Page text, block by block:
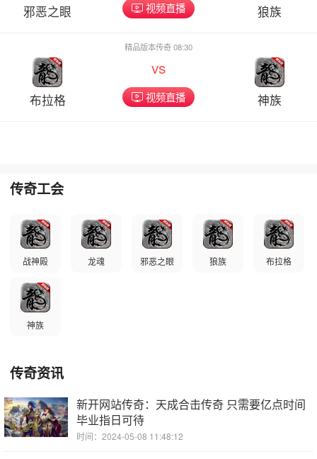
邪恶之眼 视频直播 狼族
布拉格
精品版本传奇 08:30
vs
视频直播 神族
传奇工会
战神殿 龙魂 邪恶之眼 狼族 布拉格
神族
传奇资讯
新开网站传奇：天成合击传奇 只需要亿点时间
毕业指日可待
时间：2024-05-08 11:48:12